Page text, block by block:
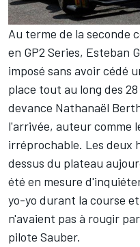
Au terme de la seconde
en GP2 Series, Esteban
imposé sans avoir cédé
place tout au long des
devance Nathanaël
l'arrivée, auteur comme
irréprochable. Les deux
dessus du plateau
été en mesure
yo-yo durant la course
n'avaient pas à rougir
pilote Sauber.